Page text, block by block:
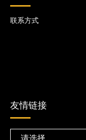
联系方式
友情链接